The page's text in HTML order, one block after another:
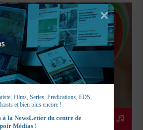
Films, Series, Prédications, EDS,
et bien plus encore !
la NewsLetter du centre de
Médias !